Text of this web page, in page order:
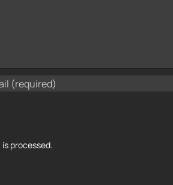
processed.